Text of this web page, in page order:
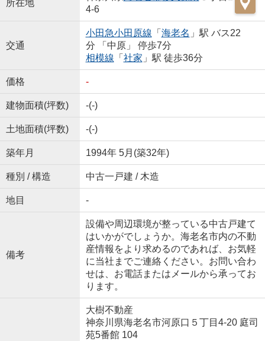
所在地
4-6
交通
小田急小田原線 「 海老名 」駅 バス22
分 「中原」 停歩7分
相模線 「 社家 」駅 徒歩36分
価格 -
建物面積(坪数) -(-)
土地面積(坪数) -(-)
築年月 1994年 5月(築32年)
種別 / 構造 中古一戸建 / 木造
地目 -
備考
設備や周辺環境が整っている中古戸建て
はいかがでしょうか。海老名市内の不動
産情報をより求めるのであれば、お気軽
に当社までご連絡ください。お問い合わ
せは、お電話またはメールから承ってお
ります。
大樹不動産
神奈川県海老名市河原口５丁目4-20 庭司
苑5番館 104